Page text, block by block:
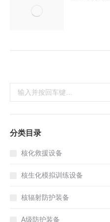
索：
分类目录
核化救援设备
核生化模拟训练设备
核辐射防护装备
A级防护装备